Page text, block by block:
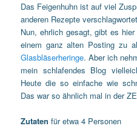
Das Feigenhuhn ist auf viel
anderen Rezepte
Nun, ehrlich gesagt, gibt es
einem ganz alten Posting zu
Glasbläserheringe. Aber ich
mein schlafendes Blog
Heute die so einfache wie
Das war so ähnlich mal in der
Zutaten für etwa 4 Personen